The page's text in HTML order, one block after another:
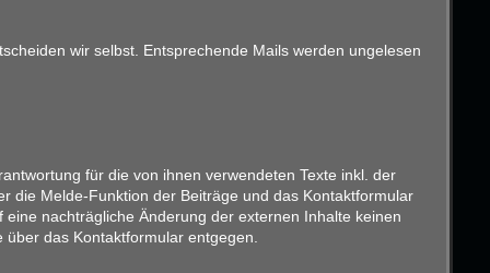
wir selbst. Entsprechende Mails werden ungelesen
für die von ihnen verwendeten Texte inkl. der
die Melde-Funktion der Beiträge und das Kontaktformular
nachträgliche Änderung der externen Inhalte keinen
das Kontaktformular entgegen.